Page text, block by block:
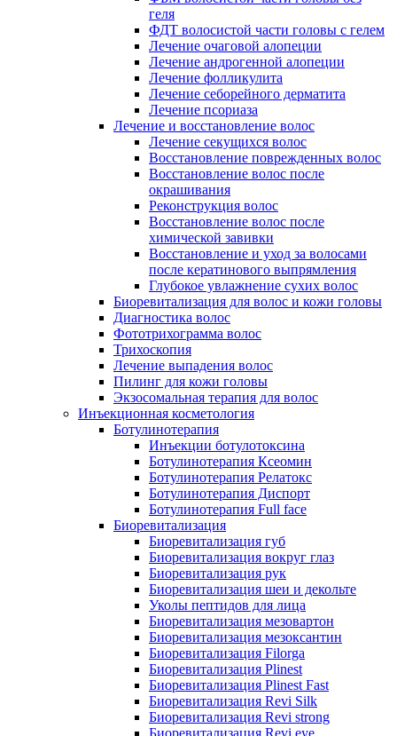
геля
ФДТ волосистой части головы с гелем
Лечение очаговой алопеции
Лечение андрогенной алопеции
Лечение фолликулита
Лечение себорейного дерматита
Лечение псориаза
Лечение и восстановление волос
Лечение секущихся волос
Восстановление поврежденных волос
Восстановление волос после
окрашивания
Реконструкция волос
Восстановление волос после
химической завивки
Восстановление и уход за волосами
после кератинового выпрямления
Глубокое увлажнение сухих волос
Биоревитализация для волос и кожи головы
Диагностика волос
Фототрихограмма волос
Трихоскопия
Лечение выпадения волос
Пилинг для кожи головы
Экзосомальная терапия для волос
Инъекционная косметология
Ботулинотерапия
Инъекции ботулотоксина
Ботулинотерапия Ксеомин
Ботулинотерапия Релатокс
Ботулинотерапия Диспорт
Ботулинотерапия Full face
Биоревитализация
Биоревитализация губ
Биоревитализация вокруг глаз
Биоревитализация рук
Биоревитализация шеи и декольте
Уколы пептидов для лица
Биоревитализация мезовартон
Биоревитализация мезоксантин
Биоревитализация Filorga
Биоревитализация Plinest
Биоревитализация Plinest Fast
Биоревитализация Revi Silk
Биоревитализация Revi strong
Биоревитализация Revi eye